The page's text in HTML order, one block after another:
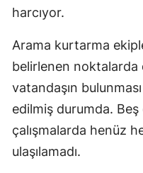
harcıyor.
Arama kurtarma
belirlenen noktalarda
vatandaşın
edilmiş durumda.
çalışmalarda henüz
ulaşılamadı.